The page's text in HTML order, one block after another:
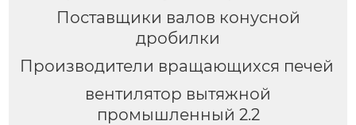
Поставщики валов конусной
дробилки
Производители вращающихся печей
вентилятор вытяжной
промышленный 2.2